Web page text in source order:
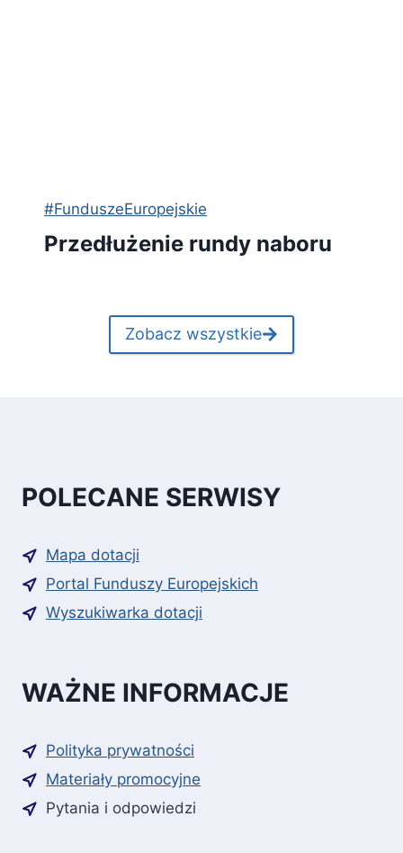
#FunduszeEuropejskie
Przedłużenie rundy naboru
Zobacz wszystkie
POLECANE SERWISY
Mapa dotacji
Portal Funduszy Europejskich
Wyszukiwarka dotacji
WAŻNE INFORMACJE
Polityka prywatności
Materiały promocyjne
Pytania i odpowiedzi